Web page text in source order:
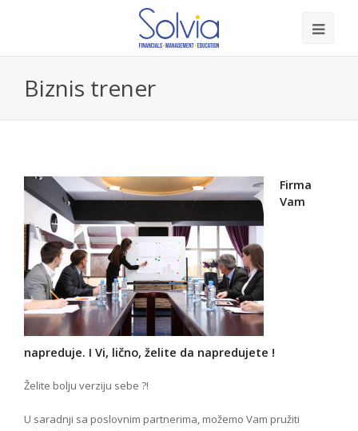
Biznis trener
Firma
Vam
napreduje. I Vi, lično, želite da napredujete !
Želite bolju verziju sebe ?!
U saradnji sa poslovnim partnerima, možemo Vam pružiti